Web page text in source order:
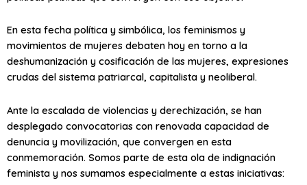
En esta fecha política y simbólica, los feminismos y
movimientos de mujeres debaten hoy en torno a la
deshumanización y cosificación de las mujeres, expresiones
crudas del sistema patriarcal, capitalista y neoliberal.
Ante la escalada de violencias y derechización, se han
desplegado convocatorias con renovada capacidad de
denuncia y movilización, que convergen en esta
conmemoración. Somos parte de esta ola de indignación
feminista y nos sumamos especialmente a estas iniciativas: